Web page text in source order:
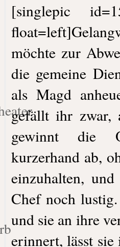
[singlepic
möchte zur
die gemeine
als Magd
gefällt ihr zwar,
gewinnt die
kurzerhand ab,
einzuhalten,
Chef noch
und sie an ihre
erinnert, lässt